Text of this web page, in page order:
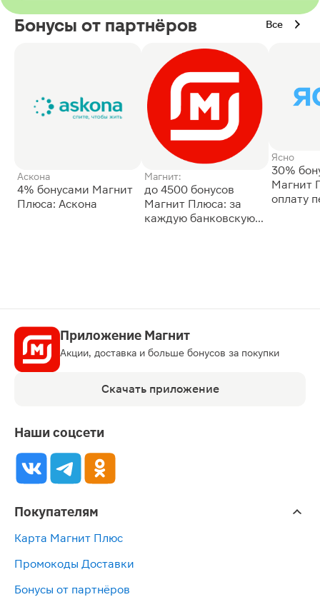
Бонусы от партнёров Все
Аскона
4% бонусами Магнит
Плюса: Аскона
Магнит:
до 4500 бонусов
Магнит Плюса: за
каждую банковскую
Ясно
30%
Магнит
оплату
Приложение Магнит
Акции, доставка и больше бонусов за покупки
Скачать приложение
Наши соцсети
Покупателям
Карта Магнит Плюс
Промокоды Доставки
Бонусы от партнёров